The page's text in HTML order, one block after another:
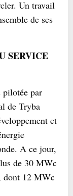
Un travail
de ses
SERVICE
pilotée par
de Tryba
et
A ce jour,
de 30 MWc
dont 12 MWc